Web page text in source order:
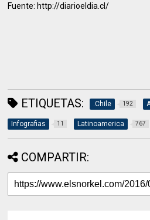
Fuente: http://diarioeldia.cl/
ETIQUETAS: .Chile 192
Infografias 11 Latinoamerica 767
COMPARTIR: